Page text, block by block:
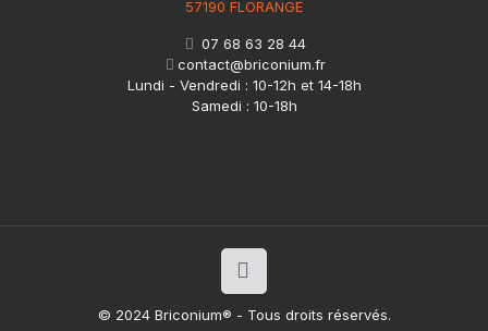
57190 FLORANGE
07 68 63 28 44
contact@briconium.fr
Lundi - Vendredi : 10-12h et 14-18h
Samedi : 10-18h
© 2024 Briconium® - Tous droits réservés.